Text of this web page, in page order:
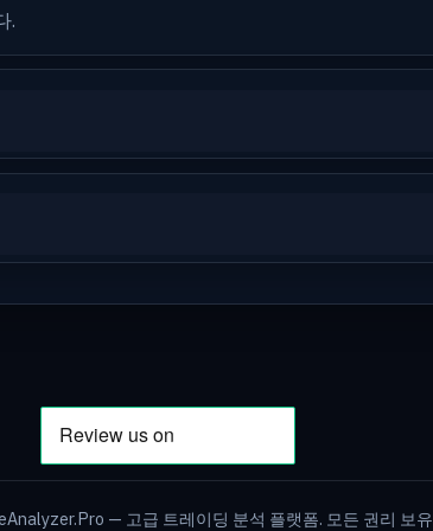
.
— 고급 트레이딩 분석 플랫폼. 모든 권리 보